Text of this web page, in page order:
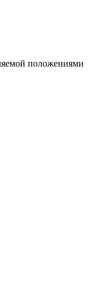
положениями